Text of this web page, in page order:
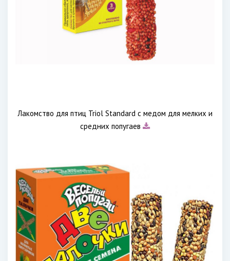
Лакомство для птиц Triol Standard с медом для мелких и
средних попугаев